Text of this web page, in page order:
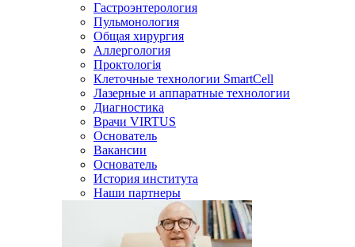
Гастроэнтерология
Пульмонология
Общая хирургия
Аллергология
Проктологія
Клеточные технологии SmartCell
Лазерные и аппаратные технологии
Диагностика
Врачи VIRTUS
Основатель
Вакансии
Основатель
История института
Наши партнеры